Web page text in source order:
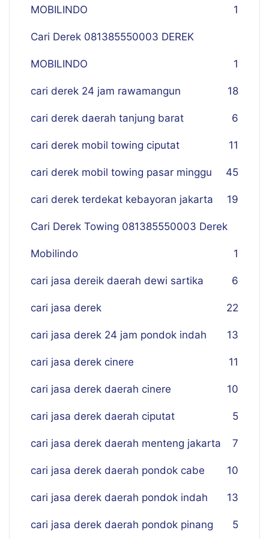
MOBILINDO 1
Cari Derek 081385550003 DEREK
MOBILINDO 1
cari derek 24 jam rawamangun 18
cari derek daerah tanjung barat 6
cari derek mobil towing ciputat 11
cari derek mobil towing pasar minggu 45
cari derek terdekat kebayoran jakarta 19
Cari Derek Towing 081385550003 Derek
Mobilindo 1
cari jasa dereik daerah dewi sartika 6
cari jasa derek 22
cari jasa derek 24 jam pondok indah 13
cari jasa derek cinere 11
cari jasa derek daerah cinere 10
cari jasa derek daerah ciputat 5
cari jasa derek daerah menteng jakarta 7
cari jasa derek daerah pondok cabe 10
cari jasa derek daerah pondok indah 13
cari jasa derek daerah pondok pinang 5